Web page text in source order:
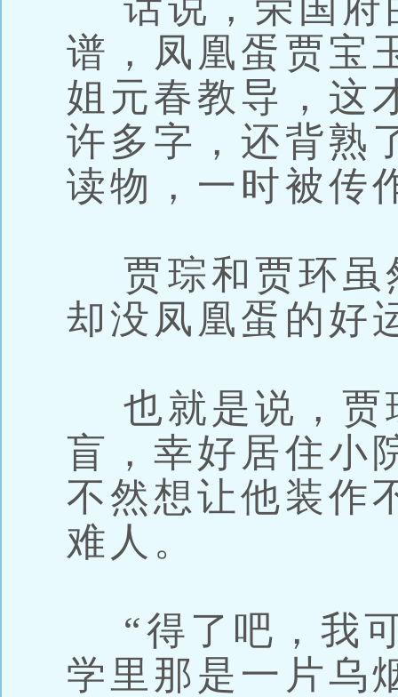
谱，凤凰蛋贾宝
姐元春教导，这
许多字，还背熟
读物，一时被传
贾琮和贾环虽
却没凤凰蛋的好
也就是说，贾
盲，幸好居住小
不然想让他装作
难人。
“得了吧，我
学里那是一片乌